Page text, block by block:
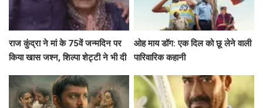
राज कुंद्रा ने मां के 75वें जन्मदिन पर
किया खास जश्न, शिल्पा शेट्टी ने भी दी
ओह माय डॉग: एक दिल को छू लेने वाली
पारिवारिक कहानी